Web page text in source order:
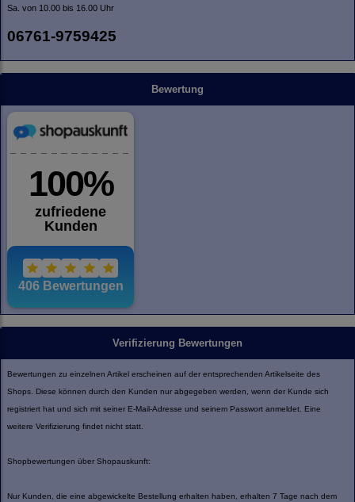
Sa. von 10.00 bis 16.00 Uhr
06761-9759425
Bewertung
Verifizierung Bewertungen
Bewertungen zu einzelnen Artikel erscheinen auf der entsprechenden Artikelseite des
Shops. Diese können durch den Kunden nur abgegeben werden, wenn der Kunde sich
registriert hat und sich mit seiner E-Mail-Adresse und seinem Passwort anmeldet. Eine
weitere Verifizierung findet nicht statt.
Shopbewertungen über Shopauskunft:
Nur Kunden, die eine abgewickelte Bestellung erhalten haben, erhalten 7 Tage nach dem